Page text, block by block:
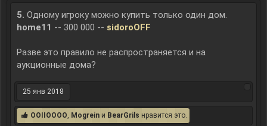
5. Одному игроку можно купить только один дом.
home11 -- 300 000 -- sidoroOFF
Разве это правило не распространяется и на
аукционные дома?
25 янв 2018
OOIIOOOO, Mogrein и BearGrils нравится это.